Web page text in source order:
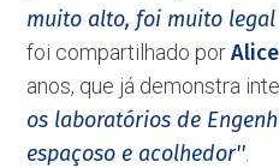
muito alto, foi muito legal
foi compartilhado por
anos, que já demonstra
os laboratórios de
espaçoso e acolhedor''